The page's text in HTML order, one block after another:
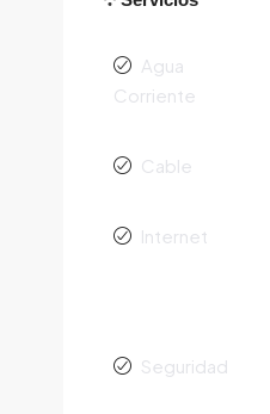
Agua
Corriente
Cable
Internet
Seguridad